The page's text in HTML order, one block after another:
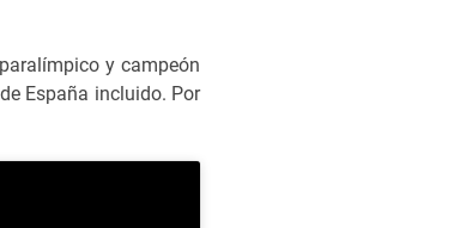
y campeón
España incluido. Por